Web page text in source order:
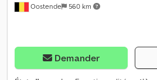
Oostende 560 km
Demander